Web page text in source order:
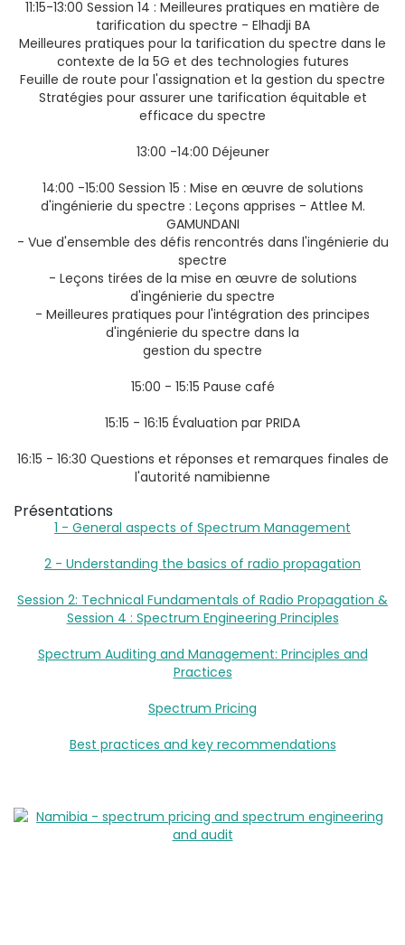
11:15-13:00 Session 14 : Meilleures pratiques en matière de
tarification du spectre - Elhadji BA
Meilleures pratiques pour la tarification du spectre dans le
contexte de la 5G et des technologies futures
Feuille de route pour l'assignation et la gestion du spectre
Stratégies pour assurer une tarification équitable et
efficace du spectre
13:00 -14:00 Déjeuner
14:00 -15:00 Session 15 : Mise en œuvre de solutions
d'ingénierie du spectre : Leçons apprises - Attlee M.
GAMUNDANI
- Vue d'ensemble des défis rencontrés dans l'ingénierie du
spectre
- Leçons tirées de la mise en œuvre de solutions
d'ingénierie du spectre
- Meilleures pratiques pour l'intégration des principes
d'ingénierie du spectre dans la
gestion du spectre
15:00 - 15:15 Pause café
15:15 - 16:15 Évaluation par PRIDA
16:15 - 16:30 Questions et réponses et remarques finales de
l'autorité namibienne
Présentations
1 - General aspects of Spectrum Management
2 - Understanding the basics of radio propagation
Session 2: Technical Fundamentals of Radio Propagation &
Session 4 : Spectrum Engineering Principles
Spectrum Auditing and Management: Principles and
Practices
Spectrum Pricing
Best practices and key recommendations